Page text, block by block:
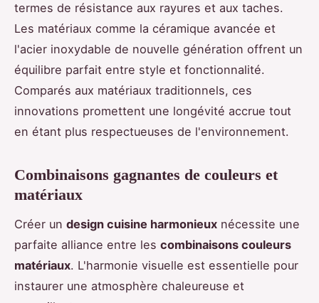
termes de résistance aux rayures et aux taches.
Les matériaux comme la céramique avancée et
l'acier inoxydable de nouvelle génération offrent un
équilibre parfait entre style et fonctionnalité.
Comparés aux matériaux traditionnels, ces
innovations promettent une longévité accrue tout
en étant plus respectueuses de l'environnement.
Combinaisons gagnantes de couleurs et
matériaux
Créer un design cuisine harmonieux nécessite une
parfaite alliance entre les combinaisons couleurs
matériaux. L'harmonie visuelle est essentielle pour
instaurer une atmosphère chaleureuse et